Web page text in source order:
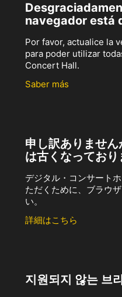
navegador está
Por favor, actualice la
para poder utilizar
Concert Hall.
Saber más
申し訳ありませ
は古くなっており
デジタル・コンサート
ただくために、ブラウ
い。
詳細はこちら
지원되지 않는 브